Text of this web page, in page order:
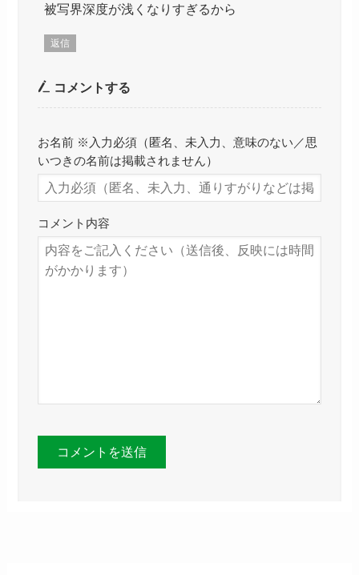
被写界深度が浅くなりすぎるから
返信
コメントする
お名前 ※入力必須（匿名、未入力、意味のない／思
いつきの名前は掲載されません）
コメント内容